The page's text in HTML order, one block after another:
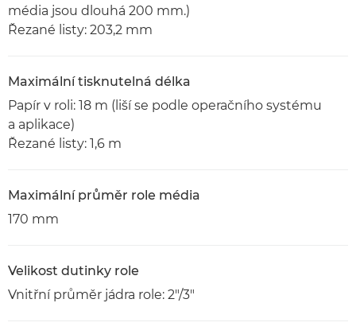
média jsou dlouhá 200 mm.)
Řezané listy: 203,2 mm
Maximální tisknutelná délka
Papír v roli: 18 m (liší se podle operačního systému
a aplikace)
Řezané listy: 1,6 m
Maximální průměr role média
170 mm
Velikost dutinky role
Vnitřní průměr jádra role: 2"/3"